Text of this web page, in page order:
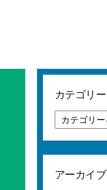
カテゴリー
カ
テ
ゴ
リ
アーカイブ